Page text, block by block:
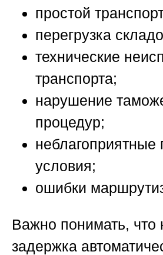
простой
перегрузка
технические
транспорта;
нарушение
процедур;
неблагоприятные
условия;
ошибки
Важно понимать, что
задержка